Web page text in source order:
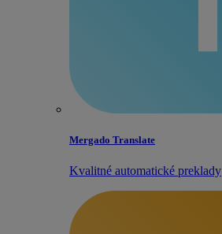
Mergado Translate
Kvalitné automatické preklady